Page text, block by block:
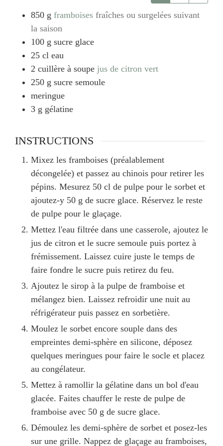
850 g framboises fraîches ou surgelées suivant
la saison
100 g sucre glace
25 cl eau
2 cuillère à soupe jus de citron vert
250 g sucre semoule
meringue
3 g gélatine
INSTRUCTIONS
Mixez les framboises (préalablement
décongelée) et passez au chinois pour retirer les
pépins. Mesurez 50 cl de pulpe pour le sorbet et
ajoutez-y 50 g de sucre glace. Réservez le reste
de pulpe pour le glaçage.
Mettez l'eau filtrée dans une casserole, ajoutez le
jus de citron et le sucre semoule puis portez à
frémissement. Laissez cuire juste le temps de
faire fondre le sucre puis retirez du feu.
Ajoutez le sirop à la pulpe de framboise et
mélangez bien. Laissez refroidir une nuit au
réfrigérateur puis passez en sorbetière.
Moulez le sorbet encore souple dans des
empreintes demi-sphère en silicone, déposez
quelques meringues pour faire le socle et placez
au congélateur.
Mettez à ramollir la gélatine dans un bol d'eau
glacée. Faites chauffer le reste de pulpe de
framboise avec 50 g de sucre glace.
Démoulez les demi-sphère de sorbet et posez-les
sur une grille. Nappez de glaçage au framboises,